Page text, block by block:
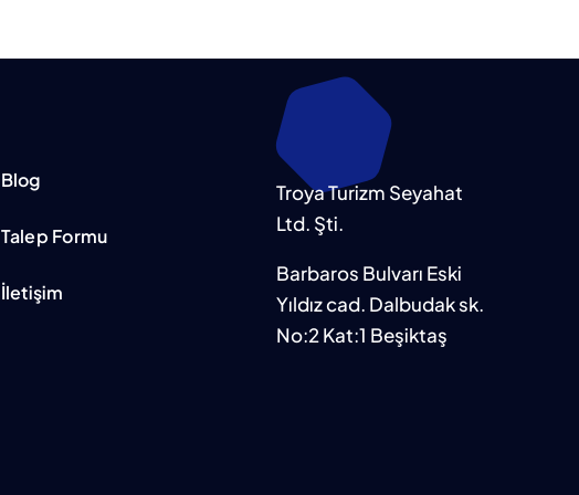
Blog
Talep Formu
İletişim
Troya Turizm Seyahat
Ltd. Şti.
Barbaros Bulvarı Eski
Yıldız cad. Dalbudak sk.
No:2 Kat:1 Beşiktaş